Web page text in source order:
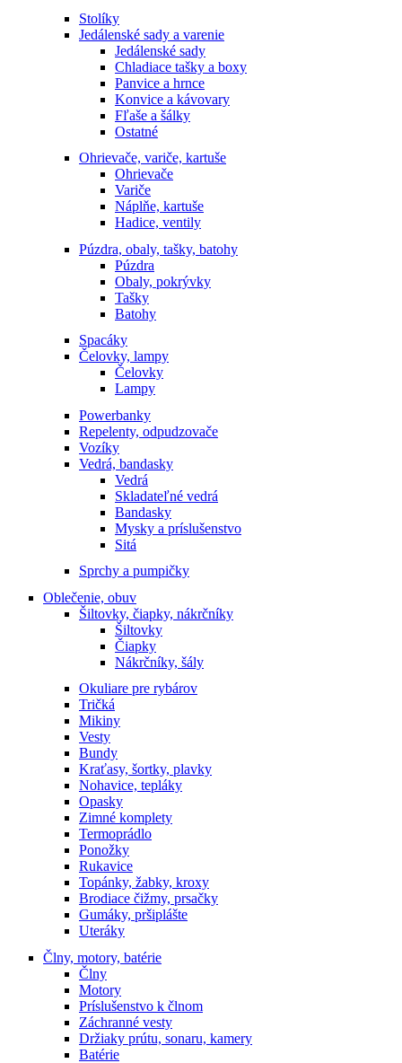
Stolíky
Jedálenské sady a varenie
Jedálenské sady
Chladiace tašky a boxy
Panvice a hrnce
Konvice a kávovary
Fľaše a šálky
Ostatné
Ohrievače, variče, kartuše
Ohrievače
Variče
Náplňe, kartuše
Hadice, ventily
Púzdra, obaly, tašky, batohy
Púzdra
Obaly, pokrývky
Tašky
Batohy
Spacáky
Čelovky, lampy
Čelovky
Lampy
Powerbanky
Repelenty, odpudzovače
Vozíky
Vedrá, bandasky
Vedrá
Skladateľné vedrá
Bandasky
Mysky a príslušenstvo
Sitá
Sprchy a pumpičky
Oblečenie, obuv
Šiltovky, čiapky, nákrčníky
Šiltovky
Čiapky
Nákrčníky, šály
Okuliare pre rybárov
Tričká
Mikiny
Vesty
Bundy
Kraťasy, šortky, plavky
Nohavice, tepláky
Opasky
Zimné komplety
Termoprádlo
Ponožky
Rukavice
Topánky, žabky, kroxy
Brodiace čižmy, prsačky
Gumáky, pršiplášte
Uteráky
Člny, motory, batérie
Člny
Motory
Príslušenstvo k člnom
Záchranné vesty
Držiaky prútu, sonaru, kamery
Batérie